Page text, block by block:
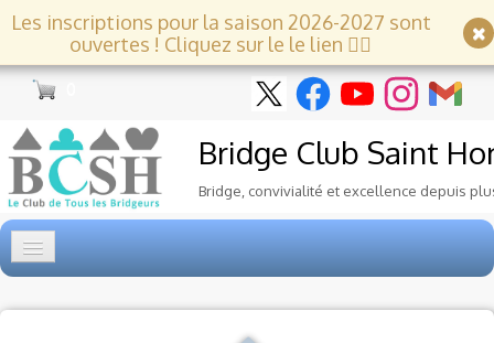
Les inscriptions pour la saison 2026-2027 sont
ouvertes ! Cliquez sur le le lien 👇🏻
Bridge Club Saint
Bridge, convivialité et excellence depuis